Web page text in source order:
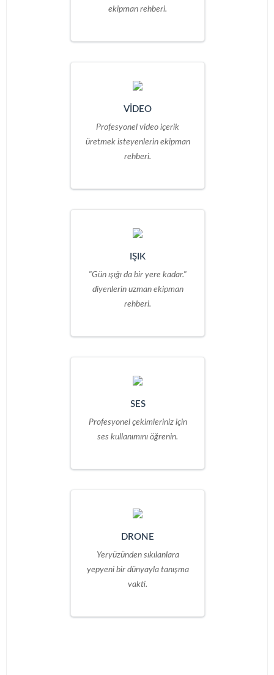
ekipman rehberi.
VİDEO
Profesyonel video içerik
üretmek isteyenlerin ekipman
rehberi.
IŞIK
"Gün ışığı da bir yere kadar."
diyenlerin uzman ekipman
rehberi.
SES
Profesyonel çekimleriniz için
ses kullanımını öğrenin.
DRONE
Yeryüzünden sıkılanlara
yepyeni bir dünyayla tanışma
vakti.